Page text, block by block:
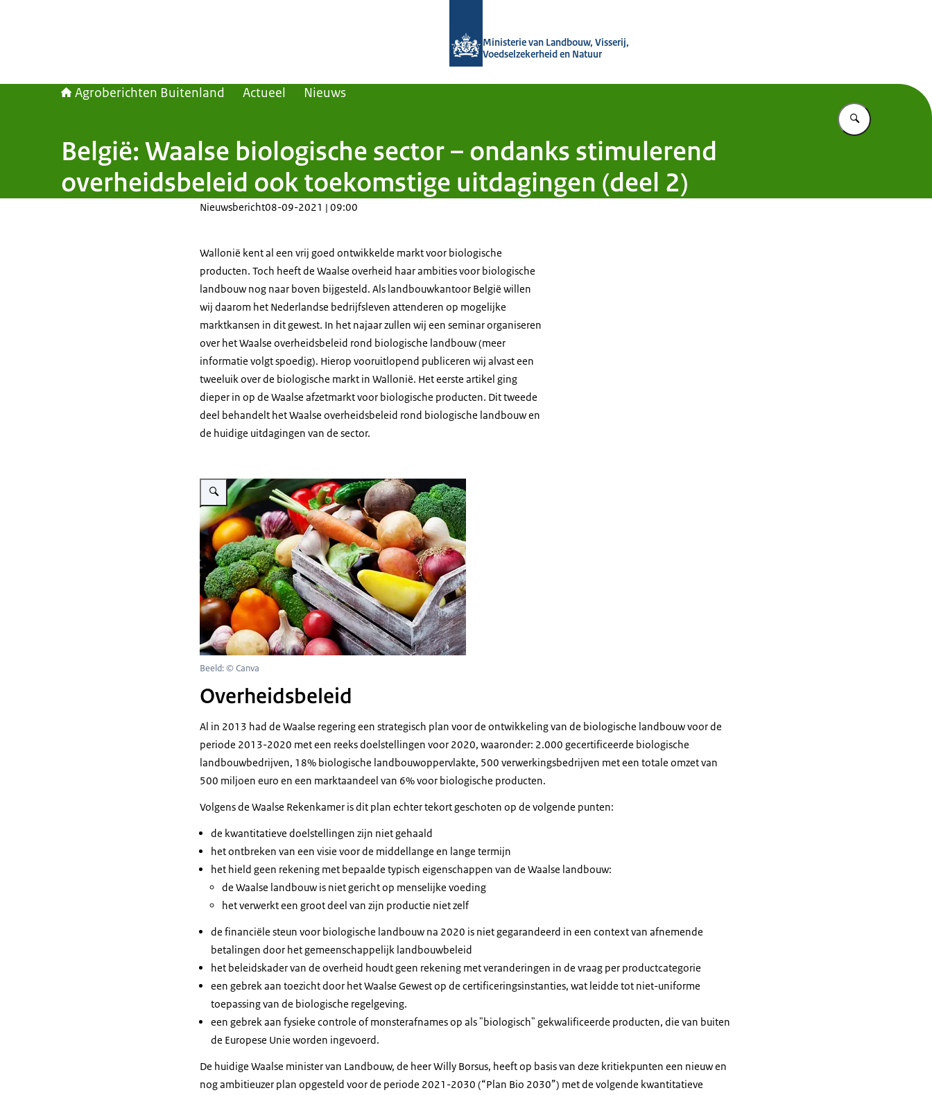
Ministerie van Landbouw, Visserij,
Voedselzekerheid en Natuur
Agroberichten Buitenland Actueel Nieuws
Vul in wat u
België: Waalse biologische sector – ondanks stimulerend
overheidsbeleid ook toekomstige uitdagingen (deel 2)
Nieuwsbericht08-09-2021 | 09:00
Wallonië kent al een vrij goed ontwikkelde markt voor biologische
producten. Toch heeft de Waalse overheid haar ambities voor biologische
landbouw nog naar boven bijgesteld. Als landbouwkantoor België willen
wij daarom het Nederlandse bedrijfsleven attenderen op mogelijke
marktkansen in dit gewest. In het najaar zullen wij een seminar organiseren
over het Waalse overheidsbeleid rond biologische landbouw (meer
informatie volgt spoedig). Hierop vooruitlopend publiceren wij alvast een
tweeluik over de biologische markt in Wallonië. Het eerste artikel ging
dieper in op de Waalse afzetmarkt voor biologische producten. Dit tweede
deel behandelt het Waalse overheidsbeleid rond biologische landbouw en
de huidige uitdagingen van de sector.
Vergroot afbeelding biologische landbouw
Beeld: © Canva
Overheidsbeleid
Al in 2013 had de Waalse regering een strategisch plan voor de ontwikkeling van de biologische landbouw voor de
periode 2013-2020 met een reeks doelstellingen voor 2020, waaronder: 2.000 gecertificeerde biologische
landbouwbedrijven, 18% biologische landbouwoppervlakte, 500 verwerkingsbedrijven met een totale omzet van
500 miljoen euro en een marktaandeel van 6% voor biologische producten.
Volgens de Waalse Rekenkamer is dit plan echter tekort geschoten op de volgende punten:
de kwantitatieve doelstellingen zijn niet gehaald
het ontbreken van een visie voor de middellange en lange termijn
het hield geen rekening met bepaalde typisch eigenschappen van de Waalse landbouw:
de Waalse landbouw is niet gericht op menselijke voeding
het verwerkt een groot deel van zijn productie niet zelf
de financiële steun voor biologische landbouw na 2020 is niet gegarandeerd in een context van afnemende
betalingen door het gemeenschappelijk landbouwbeleid
het beleidskader van de overheid houdt geen rekening met veranderingen in de vraag per productcategorie
een gebrek aan toezicht door het Waalse Gewest op de certificeringsinstanties, wat leidde tot niet-uniforme
toepassing van de biologische regelgeving.
een gebrek aan fysieke controle of monsterafnames op als "biologisch" gekwalificeerde producten, die van buiten
de Europese Unie worden ingevoerd.
De huidige Waalse minister van Landbouw, de heer Willy Borsus, heeft op basis van deze kritiekpunten een nieuw en
nog ambitieuzer plan opgesteld voor de periode 2021-2030 (“Plan Bio 2030”) met de volgende kwantitatieve